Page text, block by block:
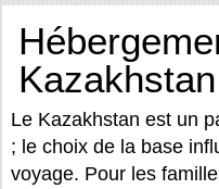
Kazakhstan
Le Kazakhstan est un
; le choix de la base
voyage. Pour les